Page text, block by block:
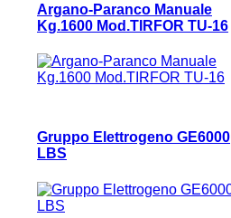
Argano-Paranco Manuale
Kg.1600 Mod.TIRFOR TU-16
Gruppo Elettrogeno GE6000
LBS